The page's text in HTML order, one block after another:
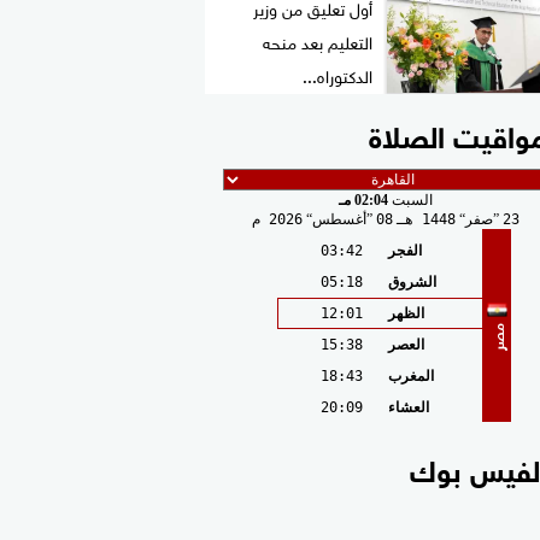
أول تعليق من وزير
التعليم بعد منحه
الدكتوراه...
الصلاة
السبت 02:04 مـ
23 صفر 1448 هـ 08 أغسطس 2026 م
مصر
الفجر
03:42
الشروق
05:18
الظهر
12:01
العصر
15:38
المغرب
18:43
العشاء
20:09
بوك